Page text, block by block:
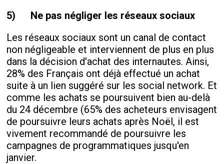
5)
Ne pas négliger les réseaux sociaux
Les réseaux sociaux sont un canal de contact
non négligeable et interviennent de plus en plus
dans la décision d'achat des internautes. Ainsi,
28% des Français ont déjà effectué un achat
suite à un lien suggéré sur les social network. Et
comme les achats se poursuivent bien au-delà
du 24 décembre (65% des acheteurs envisagent
de poursuivre leurs achats après Noël, il est
vivement recommandé de poursuivre les
campagnes de programmatiques jusqu'en
janvier.